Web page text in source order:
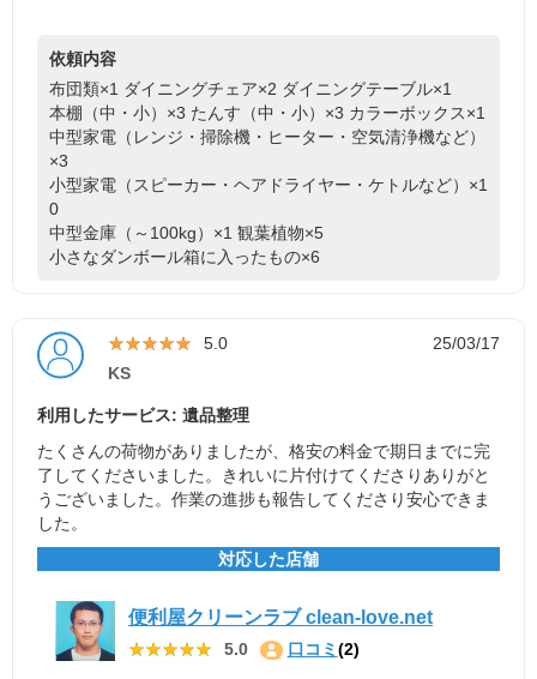
依頼内容
布団類×1 ダイニングチェア×2 ダイニングテーブル×1
本棚（中・小）×3 たんす（中・小）×3 カラーボックス×1
中型家電（レンジ・掃除機・ヒーター・空気清浄機など）
×3
小型家電（スピーカー・ヘアドライヤー・ケトルなど）×1
0
中型金庫（～100kg）×1 観葉植物×5
小さなダンボール箱に入ったもの×6
★★★★★
★★★★★ 5.0
25/03/17
KS
利用したサービス: 遺品整理
たくさんの荷物がありましたが、格安の料金で期日までに完
了してくださいました。きれいに片付けてくださりありがと
うございました。作業の進捗も報告してくださり安心できま
した。
対応した店舗
便利屋クリーンラブ clean-love.net
★★★★★
★★★★★ 5.0 口コミ (2)